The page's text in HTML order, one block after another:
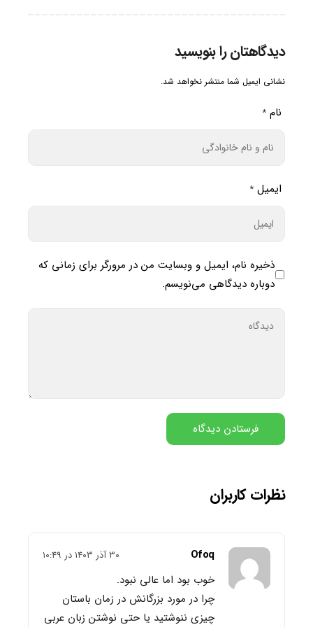
دیدگاهتان را بنویسید
نشانی ایمیل شما منتشر نخواهد شد.
نام *
ایمیل *
ذخیره نام، ایمیل و وبسایت من در مرورگر برای زمانی که
دوباره دیدگاهی می‌نویسم.
نظرات کاربران
Ofoq ۳۰ آذر ۱۴۰۳ در ۱۰:۴۹
خوب بود اما عالی نبود.
چرا در مورد بزرگانش در زمان باستان
چیزی ننوشتید یا حتی نوشتن زبان عربی